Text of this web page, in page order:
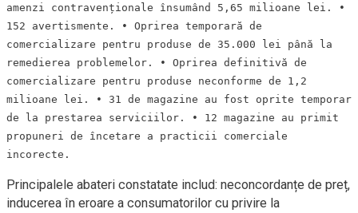
amenzi contravenționale însumând 5,65 milioane lei. •
152 avertismente. • Oprirea temporară de
comercializare pentru produse de 35.000 lei până la
remedierea problemelor. • Oprirea definitivă de
comercializare pentru produse neconforme de 1,2
milioane lei. • 31 de magazine au fost oprite temporar
de la prestarea serviciilor. • 12 magazine au primit
propuneri de încetare a practicii comerciale
incorecte.
Principalele abateri constatate includ: neconcordanțe de preț,
inducerea în eroare a consumatorilor cu privire la